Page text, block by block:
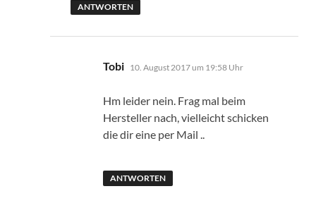
ANTWORTEN
Tobi sagt:
10. August 2017 um 19:58 Uhr
Hm leider nein. Frag mal beim
Hersteller nach, vielleicht schicken
die dir eine per Mail ..
ANTWORTEN